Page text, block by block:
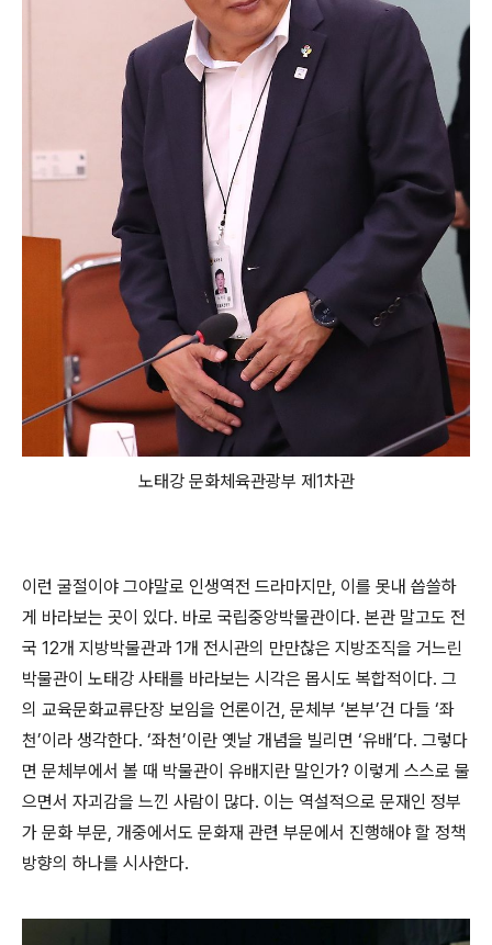
노태강 문화체육관광부 제1차관
이런 굴절이야 그야말로 인생역전 드라마지만, 이를 못내 씁쓸하
게 바라보는 곳이 있다. 바로 국립중앙박물관이다. 본관 말고도 전
국 12개 지방박물관과 1개 전시관의 만만찮은 지방조직을 거느린
박물관이 노태강 사태를 바라보는 시각은 몹시도 복합적이다. 그
의 교육문화교류단장 보임을 언론이건, 문체부 ‘본부’건 다들 ‘좌
천’이라 생각한다. ‘좌천’이란 옛날 개념을 빌리면 ‘유배’다. 그렇다
면 문체부에서 볼 때 박물관이 유배지란 말인가? 이렇게 스스로 물
으면서 자괴감을 느낀 사람이 많다. 이는 역설적으로 문재인 정부
가 문화 부문, 개중에서도 문화재 관련 부문에서 진행해야 할 정책
방향의 하나를 시사한다.